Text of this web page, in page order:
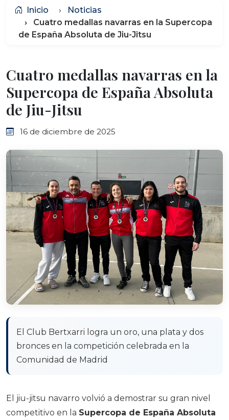
Inicio
Noticias
Cuatro medallas navarras en la Supercopa
de España Absoluta de Jiu-Jitsu
Cuatro medallas navarras en la
Supercopa de España Absoluta
de Jiu-Jitsu
16 de diciembre de 2025
El Club Bertxarri logra un oro, una plata y dos
bronces en la competición celebrada en la
Comunidad de Madrid
El jiu-jitsu navarro volvió a demostrar su gran nivel
competitivo en la Supercopa de España Absoluta